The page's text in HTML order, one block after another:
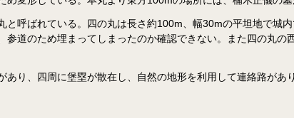
呼ばれている。四の丸は長さ約100m、幅30mの平坦地で城
道のため埋まってしまったのか確認できない。また四の丸
り、四周に堡塁が散在し、自然の地形を利用して連絡路があ